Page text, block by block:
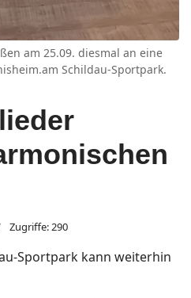
am 25.09. diesmal an eine
Schildau-Sportpark.
Zugriffe: 290
Sportpark kann weiterhin